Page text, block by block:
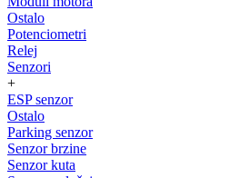
Ostalo
Potenciometri
Relej
Senzori
+
ESP senzor
Ostalo
Parking senzor
Senzor brzine
Senzor kuta